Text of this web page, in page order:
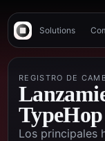
Solutions
REGISTRO DE
TypeHop
Los principales